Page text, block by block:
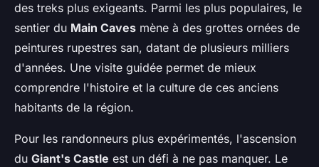
des treks plus exigeants. Parmi les plus populaires, le
sentier du Main Caves mène à des grottes ornées de
peintures rupestres san, datant de plusieurs milliers
d'années. Une visite guidée permet de mieux
comprendre l'histoire et la culture de ces anciens
habitants de la région.
Pour les randonneurs plus expérimentés, l'ascension
du Giant's Castle est un défi à ne pas manquer. Le